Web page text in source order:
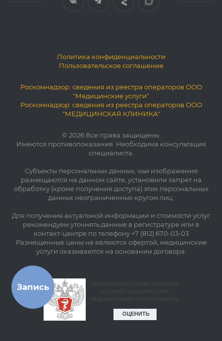
Политика конфиденциальности
Пользовательское соглашение
Роскомнадзор: сведения из реестра операторов ООО
"Медицинские услуги"
Роскомнадзор: сведения из реестра операторов ООО
"МЕДИЦИНСКАЯ КЛИНИКА"
© 2026 Все права защищены.
Имеются противопоказания. Необходима консультация
специалиста.
Субъекты персональных данных, чьи изображения
размещаются на данном сайте, установили запрет на
обработку (кроме получения доступа) этих персональных
данных неограниченных кругом лиц.
Для получения актуальной информации и стоимости услуг
рекомендуем уточнять данные в регистратуре или в
контакт-центре по телефону +7 (812) 670-03-03
Размещенные цены не являются офертой, медицинские
услуги оказываются на основании договора.
Запись